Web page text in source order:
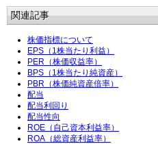
関連記事
株価指標について
EPS（1株当たり利益）
PER（株価収益率）
BPS（1株当たり純資産）
PBR（株価純資産倍率）
配当
配当利回り
配当性向
ROE（自己資本利益率）
ROA（総資産利益率）